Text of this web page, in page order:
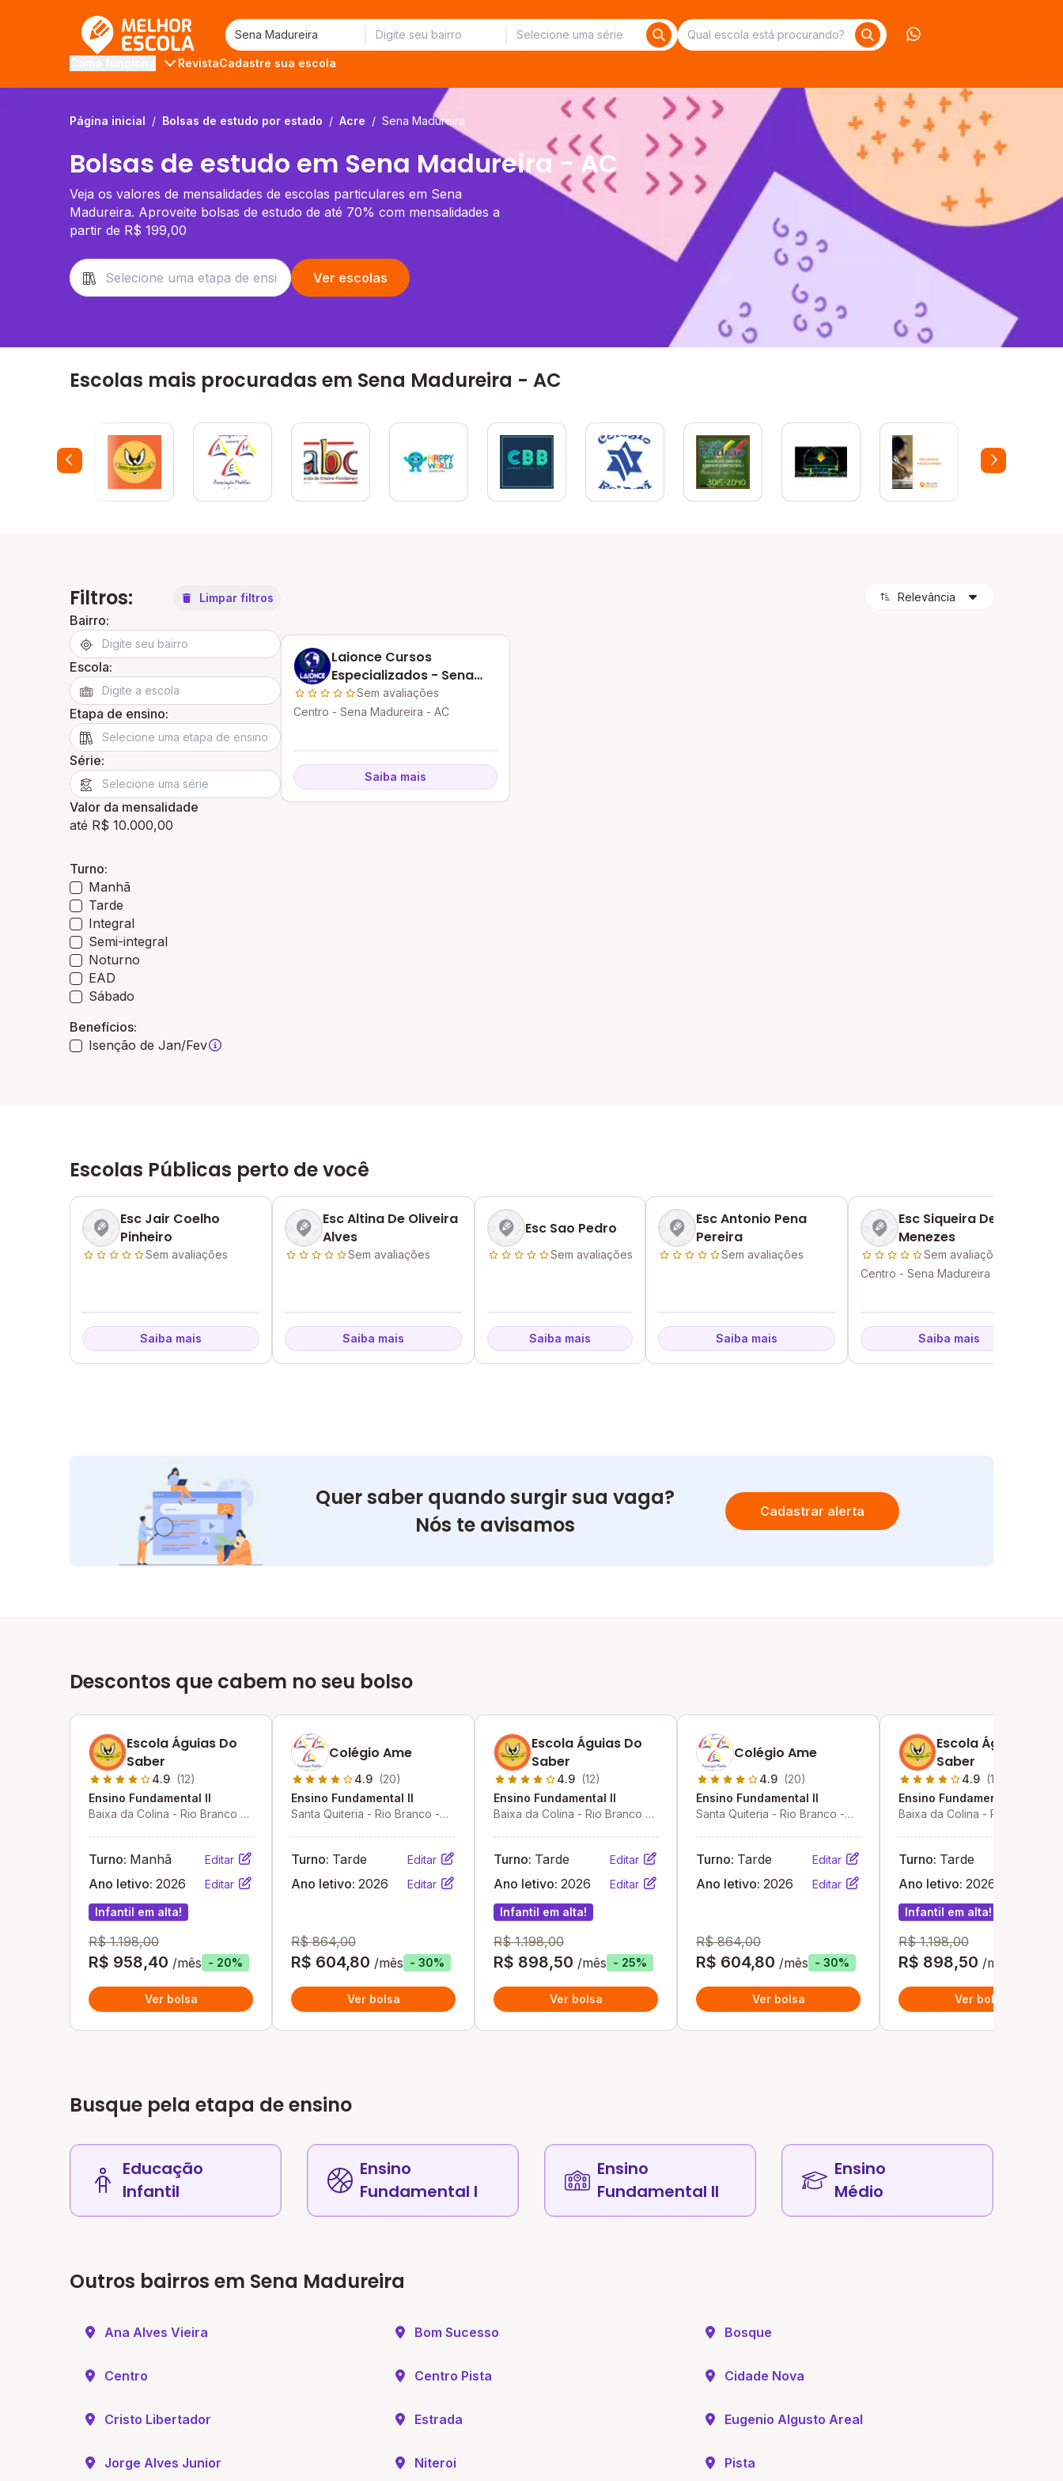
RevistaCadastre sua escola
Página inicial / Bolsas de estudo por estado / Acre / Sena Madureira
Bolsas de estudo em Sena Madureira - AC
Veja os valores de mensalidades de escolas particulares em Sena
Madureira. Aproveite bolsas de estudo de até 70% com mensalidades a
partir de R$ 199,00
Ver escolas
Escolas mais procuradas em Sena Madureira - AC
Filtros: Limpar filtros
Bairro:
Escola:
Etapa de ensino:
Série:
Valor da mensalidade
até R$ 10.000,00
Turno:
Manhã
Tarde
Integral
Semi-integral
Noturno
EAD
Sábado
Benefícios:
Isenção de Jan/Fev
Laionce Cursos
Especializados - Sena
Madureira
Sem avaliações
Centro - Sena Madureira - AC
Saiba mais
Escolas Públicas perto de você
Esc Jair Coelho
Pinheiro
Sem avaliações
Saiba mais
Esc Altina De Oliveira
Alves
Sem avaliações
Saiba mais
Esc Sao Pedro
Sem avaliações
Saiba mais
Esc Antonio Pena
Pereira
Sem avaliações
Saiba mais
Esc Siqueira De
Menezes
Sem avaliações
Centro - Sena Madureira - AC
Saiba mais
Quer saber quando surgir sua vaga?
Nós te avisamos
Cadastrar alerta
Descontos que cabem no seu bolso
Escola Águias Do
Saber
4.9 (12)
Ensino Fundamental II
Baixa da Colina - Rio Branco -
Turno: Manhã Editar
Ano letivo: 2026 Editar
Infantil em alta!
R$ 1.198,00
R$ 958,40 /mês - 20%
Ver bolsa
Colégio Ame
4.9 (20)
Ensino Fundamental II
Santa Quiteria - Rio Branco -
Turno: Tarde Editar
Ano letivo: 2026 Editar
R$ 864,00
R$ 604,80 /mês - 30%
Ver bolsa
Escola Águias Do
Saber
4.9 (12)
Ensino Fundamental II
Baixa da Colina - Rio Branco -
Turno: Tarde Editar
Ano letivo: 2026 Editar
Infantil em alta!
R$ 1.198,00
R$ 898,50 /mês - 25%
Ver bolsa
Colégio Ame
4.9 (20)
Ensino Fundamental II
Santa Quiteria - Rio Branco -
Turno: Tarde Editar
Ano letivo: 2026 Editar
R$ 864,00
R$ 604,80 /mês - 30%
Ver bolsa
Escola Águias Do
Saber
4.9 (12)
Ensino Fundamental II
Baixa da Colina - Rio Branco -
Turno: Tarde
Ano letivo: 2026
Infantil em alta!
R$ 1.198,00
R$ 898,50 /mês
Ver bolsa
Busque pela etapa de ensino
Educação
Infantil
Ensino
Fundamental I
Ensino
Fundamental II
Ensino
Médio
Outros bairros em Sena Madureira
Ana Alves Vieira Bom Sucesso Bosque
Centro Centro Pista Cidade Nova
Cristo Libertador Estrada Eugenio Algusto Areal
Jorge Alves Junior Niteroi Pista